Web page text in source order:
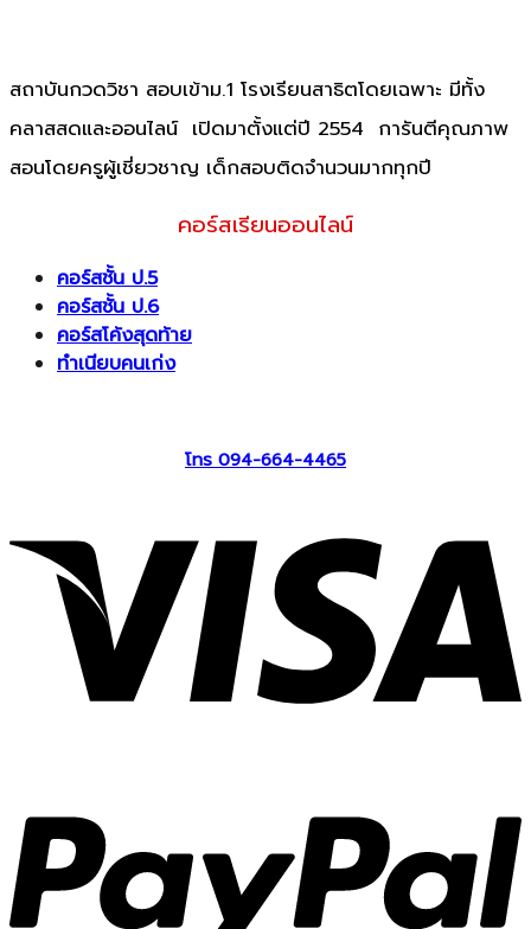
สถาบันกวดวิชา สอบเข้าม.1 โรงเรียนสาธิตโดยเฉพาะ มีทั้ง
คลาสสดและออนไลน์ เปิดมาตั้งแต่ปี 2554 การันตีคุณภาพ
สอนโดยครูผู้เชี่ยวชาญ เด็กสอบติดจำนวนมากทุกปี
คอร์สเรียนออนไลน์
คอร์สชั้น ป.5
คอร์สชั้น ป.6
คอร์สโค้งสุดท้าย
ทำเนียบคนเก่ง
โทร 094-664-4465